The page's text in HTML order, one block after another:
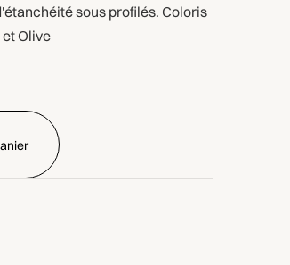
sous profilés. Coloris
Olive